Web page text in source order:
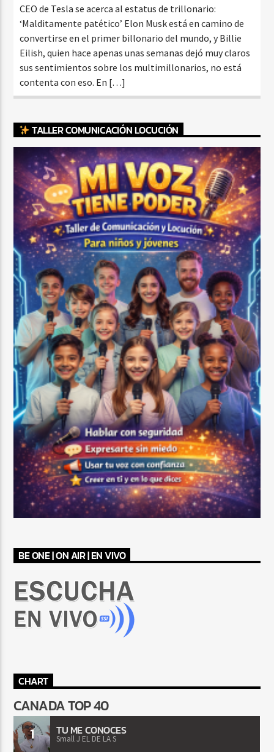
CEO de Tesla se acerca al estatus de trillonario:
‘Malditamente patético’ Elon Musk está en camino de
convertirse en el primer billonario del mundo, y Billie
Eilish, quien hace apenas unas semanas dejó muy claros
sus sentimientos sobre los multimillonarios, no está
contenta con eso. En […]
TALLER COMUNICACIÓN LOCUCIÓN
BE ONE | ON AIR | EN VIVO
CHART
CANADA TOP 40
1 TU ME CONOCES
Small J EL DE LA S